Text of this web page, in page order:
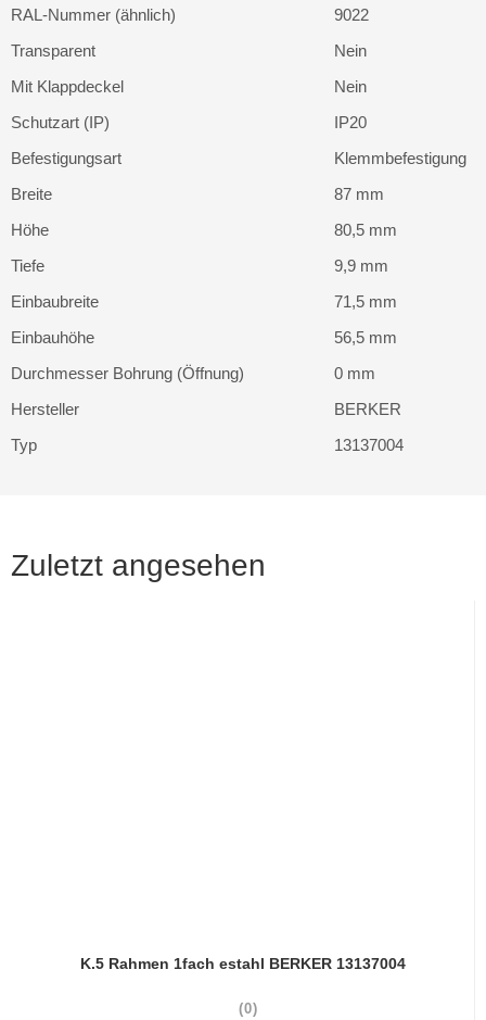
RAL-Nummer (ähnlich)
9022
Transparent
Nein
Mit Klappdeckel
Nein
Schutzart (IP)
IP20
Befestigungsart
Klemmbefestigung
Breite
87 mm
Höhe
80,5 mm
Tiefe
9,9 mm
Einbaubreite
71,5 mm
Einbauhöhe
56,5 mm
Durchmesser Bohrung (Öffnung)
0 mm
Hersteller
BERKER
Typ
13137004
Zuletzt angesehen
K.5 Rahmen 1fach estahl BERKER 13137004
(0)